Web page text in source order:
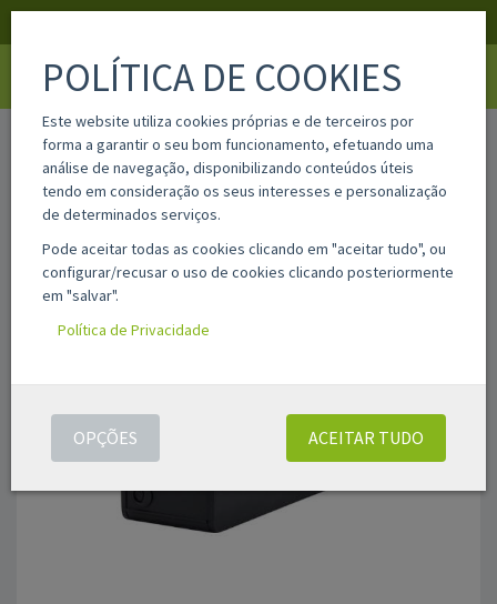
home 937xlbk-all
POLÍTICA DE COOKIES
Este website utiliza cookies próprias e de terceiros por
forma a garantir o seu bom funcionamento, efetuando uma
análise de navegação, disponibilizando conteúdos úteis
tendo em consideração os seus interesses e personalização
de determinados serviços.
Pode aceitar todas as cookies clicando em "aceitar tudo", ou
configurar/recusar o uso de cookies clicando posteriormente
em "salvar".
Política de Privacidade
ACEITAR TUDO
OPÇÕES